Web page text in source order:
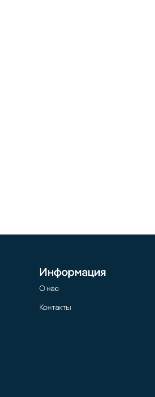
Информация
О нас
Контакты